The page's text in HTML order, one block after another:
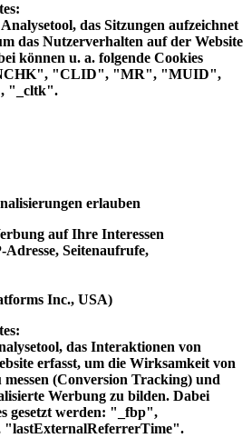
das Sitzungen aufzeichnet
das Nutzerverhalten auf der Website
können u. a. folgende Cookies
"CLID", "MR", "MUID",
"_cltk".
erlauben
auf Ihre Interessen
Seitenaufrufe,
Inc., USA)
das Interaktionen von
erfasst, um die Wirksamkeit von
messen (Conversion Tracking) und
Werbung zu bilden. Dabei
gesetzt werden: "_fbp",